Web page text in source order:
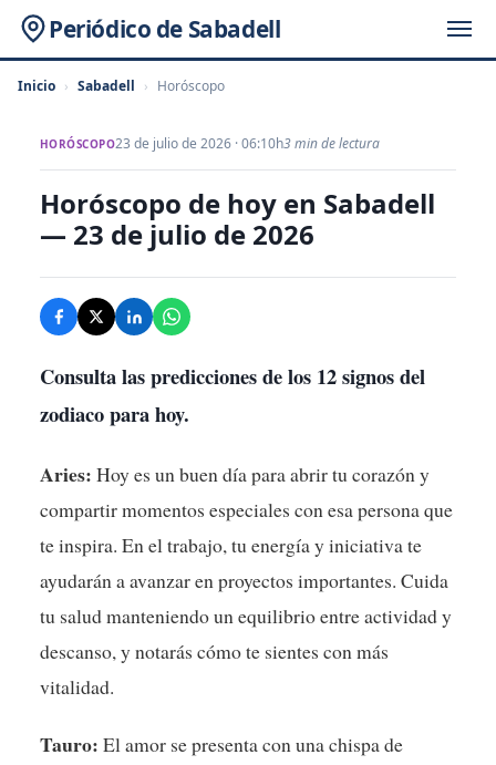
Periódico de Sabadell
Inicio › Sabadell › Horóscopo
HORÓSCOPO23 de julio de 2026 · 06:10h3 min de lectura
Horóscopo de hoy en Sabadell
— 23 de julio de 2026
Consulta las predicciones de los 12 signos del
zodiaco para hoy.
Aries: Hoy es un buen día para abrir tu corazón y
compartir momentos especiales con esa persona que
te inspira. En el trabajo, tu energía y iniciativa te
ayudarán a avanzar en proyectos importantes. Cuida
tu salud manteniendo un equilibrio entre actividad y
descanso, y notarás cómo te sientes con más
vitalidad.
Tauro: El amor se presenta con una chispa de